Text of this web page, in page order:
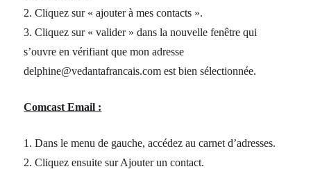
2. Cliquez sur « ajouter à mes contacts ».
3. Cliquez sur « valider » dans la nouvelle fenêtre qui
s’ouvre en vérifiant que mon adresse
delphine@vedantafrancais.com est bien sélectionnée.
Comcast Email :
1. Dans le menu de gauche, accédez au carnet d’adresses.
2. Cliquez ensuite sur Ajouter un contact.